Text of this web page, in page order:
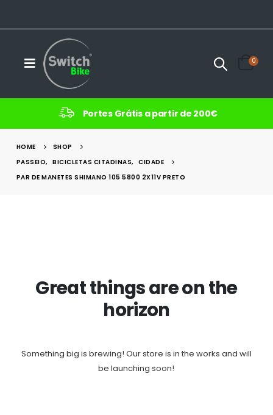
0
Portes Grátis a partir de 200€
HOME
SHOP
PASSEIO, BICICLETAS CITADINAS,
CIDADE
PAR DE MANETES SHIMANO 105 5800 2X11V PRETO
Great things are on the
horizon
Something big is brewing! Our store is in the works and will
be launching soon!